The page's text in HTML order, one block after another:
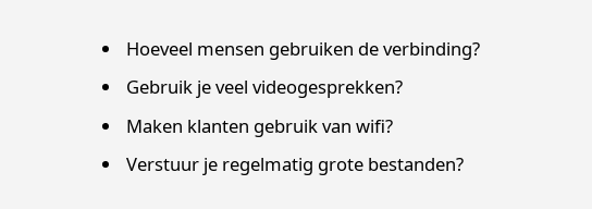
Hoeveel mensen gebruiken de verbinding?
Gebruik je veel videogesprekken?
Maken klanten gebruik van wifi?
Verstuur je regelmatig grote bestanden?